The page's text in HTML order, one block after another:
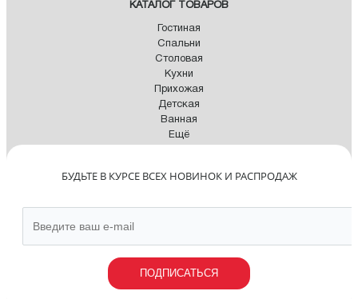
КАТАЛОГ ТОВАРОВ
Гостиная
Спальни
Столовая
Кухни
Прихожая
Детская
Ванная
Ещё
БУДЬТЕ В КУРСЕ ВСЕХ НОВИНОК И РАСПРОДАЖ
ПОДПИСАТЬСЯ